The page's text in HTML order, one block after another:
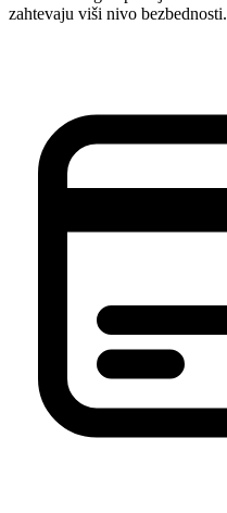
zahtevaju viši nivo bezbednosti.